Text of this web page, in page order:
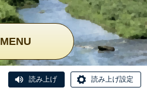
MENU
読み上げ 読み上げ設定